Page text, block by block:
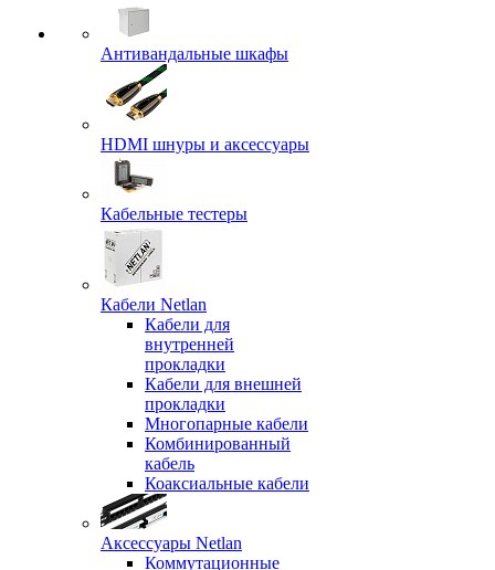
Антивандальные шкафы
HDMI шнуры и аксессуары
Кабельные тестеры
Кабели Netlan
Кабели для
внутренней
прокладки
Кабели для внешней
прокладки
Многопарные кабели
Комбинированный
кабель
Коаксиальные кабели
Аксессуары Netlan
Коммутационные